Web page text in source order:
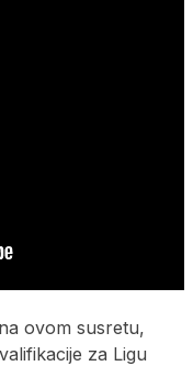
ovom susretu,
za Ligu